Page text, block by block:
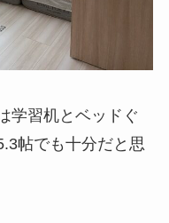
学習机とベッドぐ
帖でも十分だと思